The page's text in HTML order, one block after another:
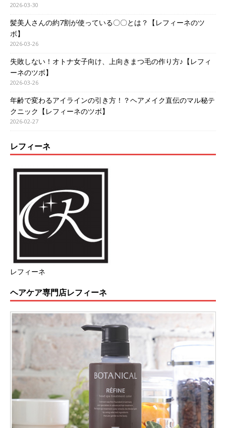
2026-03-30
髪美人さんの約7割が使っている〇〇とは？【レフィーネのツ
ボ】
2026-03-26
失敗しない！オトナ女子向け、上向きまつ毛の作り方♪【レフィ
ーネのツボ】
2026-03-26
年齢で変わるアイラインの引き方！？ヘアメイク直伝のマル秘テ
クニック【レフィーネのツボ】
2026-02-27
レフィーネ
レフィーネ
ヘアケア専門店レフィーネ